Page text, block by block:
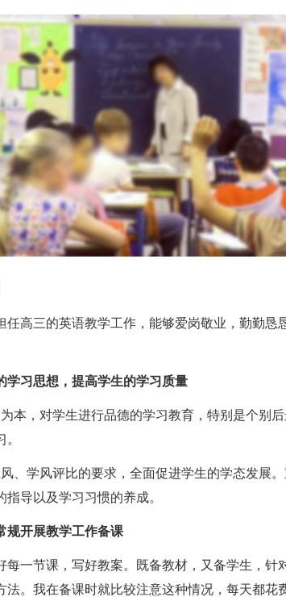
三的英语教学工作，能够爱岗敬业，勤勤恳
习思想，提高学生的学习质量
，对学生进行品德的学习教育，特别是个别后
学风评比的要求，全面促进学生的学态发展。
指导以及学习习惯的养成。
开展教学工作备课
节课，写好教案。既备教材，又备学生，针
法。我在备课时就比较注意这种情况，每天都花